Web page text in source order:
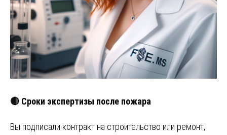
🔴 Сроки экспертизы после пожара
Вы подписали контракт на строительство или ремонт,